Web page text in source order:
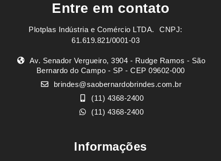
Entre em contato
Plotplas Indústria e Comércio LTDA. ㅤㅤㅤ CNPJ:
61.619.821/0001-03
Av. Senador Vergueiro, 3904 - Rudge Ramos - São
Bernardo do Campo - SP - CEP 09602-000
brindes@saobernardobrindes.com.br
(11) 4368-2400
(11) 4368-2400
Informações